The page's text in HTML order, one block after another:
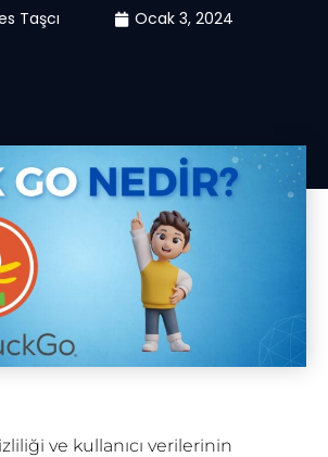
Taşcı Ocak 3, 2024
ve kullanıcı verilerinin